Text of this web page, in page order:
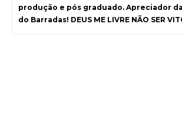
produção e pós graduado. Apreciador
do Barradas! DEUS ME LIVRE NÃO SER